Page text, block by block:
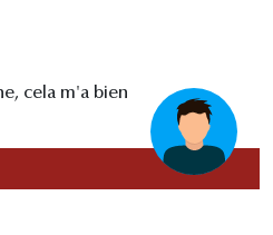
cela m'a bien